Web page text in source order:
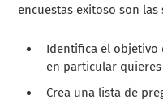
encuestas exitoso son las
Identifica el objetivo
en particular
Crea una lista de